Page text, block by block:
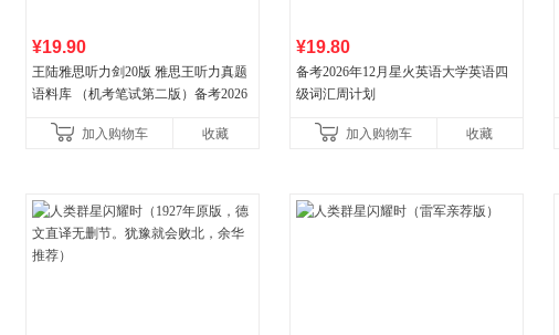
¥19.90
王陆雅思听力剑20版 雅思王听力真题
语料库 （机考笔试第二版）备考2026
新增在
加入购物车 收藏
¥19.80
备考2026年12月星火英语大学英语四
级词汇周计划
加入购物车 收藏